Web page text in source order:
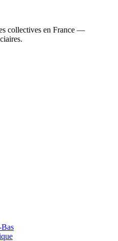
collectives en France —
Bas